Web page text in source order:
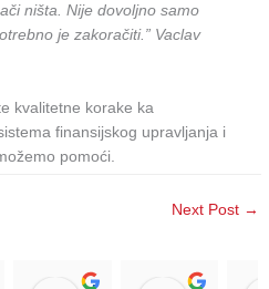
ništa. Nije dovoljno samo
je zakoračiti.” Vaclav
kvalitetne korake ka
finansijskog upravljanja i
pomoći.
Next Post →